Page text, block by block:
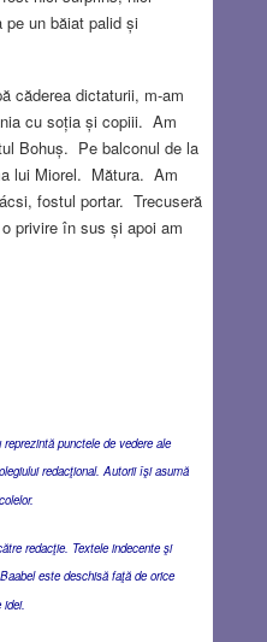
un băiat palid și
căderea dictaturii, m-am
cu soția și copiii. Am
Bohuș. Pe balconul de la
lui Miorel. Mătura. Am
fostul portar. Trecuseră
privire în sus și apoi am
punctele de vedere ale
redacţional. Autorii îşi asumă
redacţie. Textele indecente şi
este deschisă faţă de orice